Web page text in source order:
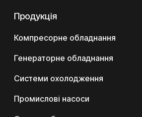
Продукція
Компресорне обладнання
Генераторне обладнання
Системи охолодження
Промислові насоси